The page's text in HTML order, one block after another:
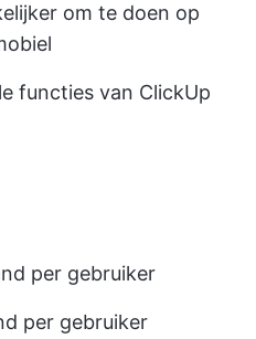
om te doen op
functies van ClickUp
per gebruiker
per gebruiker